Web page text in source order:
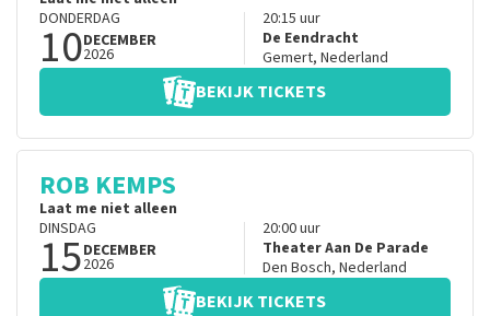
DONDERDAG
10DECEMBER
2026
20:15 uur
De Eendracht
Gemert, Nederland
BEKIJK TICKETS
ROB KEMPS
Laat me niet alleen
DINSDAG
15DECEMBER
2026
20:00uur
Theater Aan De Parade
Den Bosch, Nederland
BEKIJK TICKETS